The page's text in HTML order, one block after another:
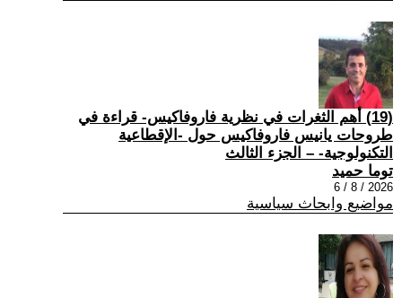
(19) أهم الثغرات في نظرية فاروفاكيس- قراءة في
طروحات يانيس فاروفاكيس حول -الإقطاعية
التكنولوجية- – الجزء الثالث
توما حميد
2026 / 8 / 6
مواضيع وابحاث سياسية